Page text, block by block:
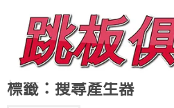
標籤：搜尋產生器